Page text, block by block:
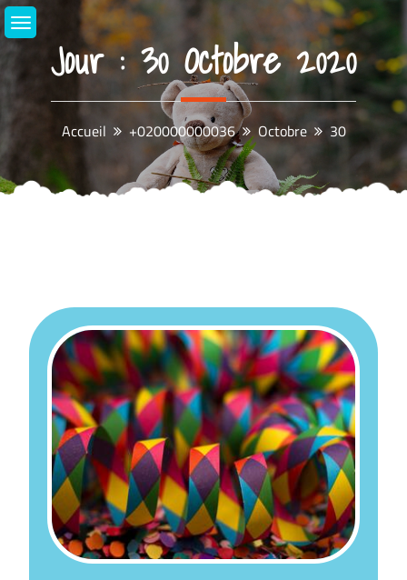
Aller
au
contenu Jour :30 Octobre 2020
Accueil +020000000036 Octobre 30